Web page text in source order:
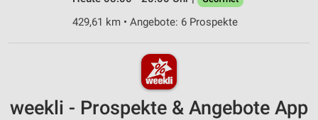
429,61 km • Angebote: 6 Prospekte
weekli - Prospekte & Angebote App